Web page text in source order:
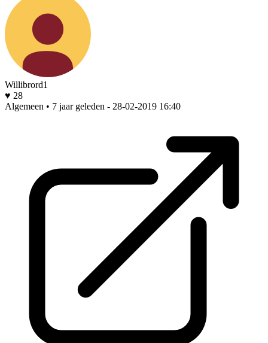
Willibrord1
♥ 28
Algemeen • 7 jaar geleden - 28-02-2019 16:40